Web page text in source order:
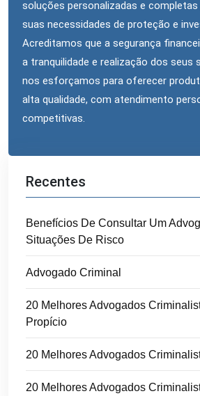
soluções personalizadas e completas
suas necessidades de proteção e
Acreditamos que a segurança
a tranquilidade e realização dos seus
nos esforçamos para oferecer
alta qualidade, com atendimento
competitivas.
Recentes
Benefícios De Consultar Um
Situações De Risco
Advogado Criminal
20 Melhores Advogados
Propício
20 Melhores Advogados
20 Melhores Advogados